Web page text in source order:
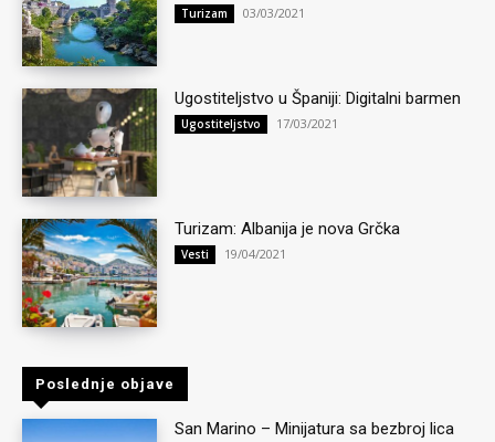
Turizam 03/03/2021
Ugostiteljstvo u Španiji: Digitalni barmen
Ugostiteljstvo 17/03/2021
Turizam: Albanija je nova Grčka
Vesti 19/04/2021
Poslednje objave
San Marino – Minijatura sa bezbroj lica